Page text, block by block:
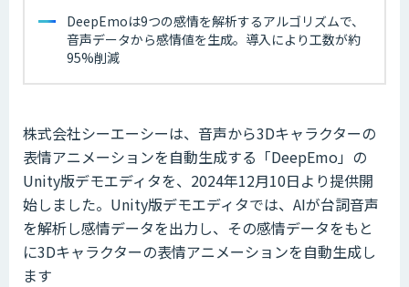
DeepEmoは9つの感情を解析するアルゴリズムで、
音声データから感情値を生成。導入により工数が約
95%削減
株式会社シーエーシーは、音声から3Dキャラクターの
表情アニメーションを自動生成する「DeepEmo」の
Unity版デモエディタを、2024年12月10日より提供開
始しました。Unity版デモエディタでは、AIが台詞音声
を解析し感情データを出力し、その感情データをもと
に3Dキャラクターの表情アニメーションを自動生成し
ます